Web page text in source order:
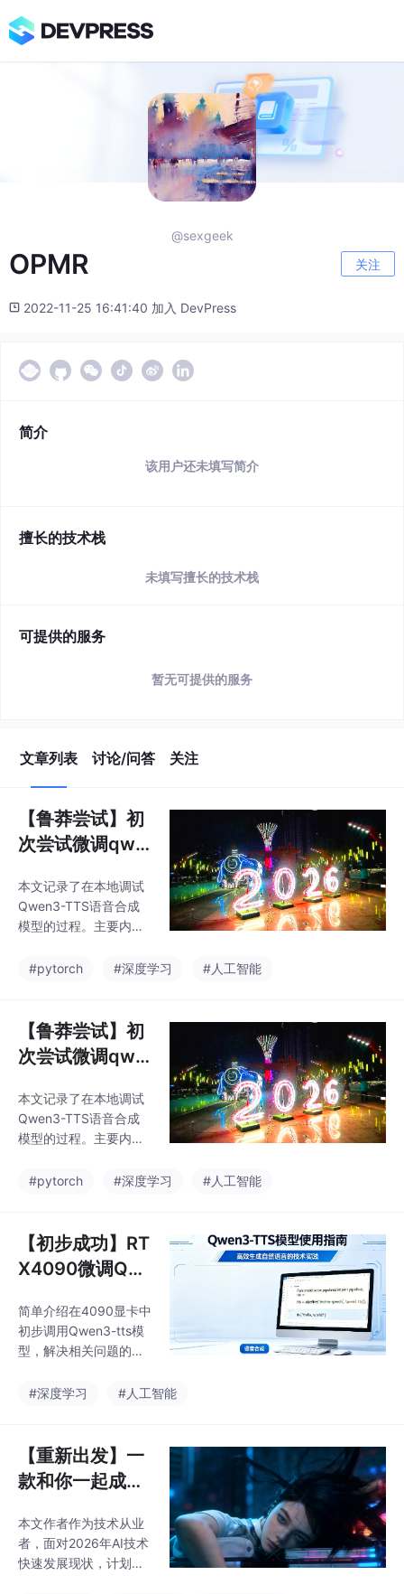
@sexgeek
OPMR 关注
2022-11-25 16:41:40 加入 DevPress
简介
该用户还未填写简介
擅长的技术栈
未填写擅长的技术栈
可提供的服务
暂无可提供的服务
文章列表 讨论/问答 关注
【鲁莽尝试】初
次尝试微调qwe
本文记录了在本地调试
Qwen3-TTS语音合成
模型的过程。主要内容
拟环境并安装PyTorch
Scope下载Qwen3-TT
S模型；3) 准备训练数
据，包括音频格式转
文件生成；4) 数据预处
理时发现显存不足问
题，尝试优化batch_siz
z音频要求调整数据处理
#pytorch #深度学习 #人工智能
【鲁莽尝试】初
次尝试微调qwe
本文记录了在本地调试
Qwen3-TTS语音合成
模型的过程。主要内容
拟环境并安装PyTorch
Scope下载Qwen3-TT
S模型；3) 准备训练数
据，包括音频格式转
文件生成；4) 数据预处
理时发现显存不足问
题，尝试优化batch_siz
z音频要求调整数据处理
#pytorch #深度学习 #人工智能
【初步成功】RT
X4090微调Qw
相关问题
简单介绍在4090显卡中
初步调用Qwen3-tts模
型，解决相关问题的经
#深度学习
#人工智能
【重新出发】一
款和你一起成长
本文作者作为技术从业
者，面对2026年AI技术
快速发展现状，计划从